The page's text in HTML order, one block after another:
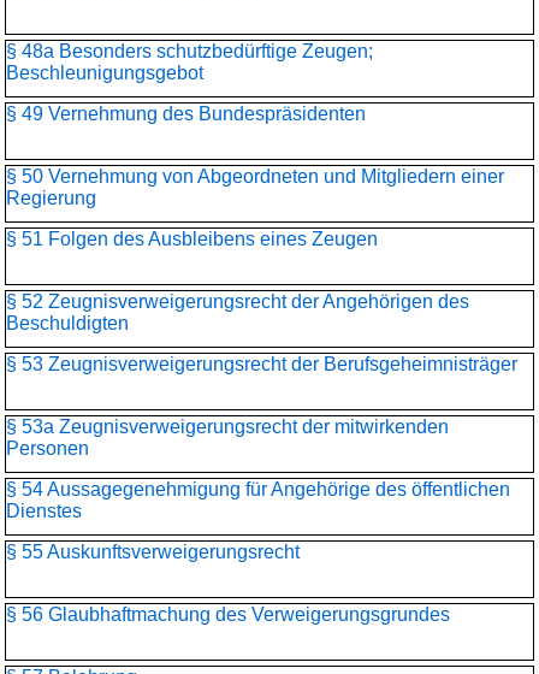
§ 48a Besonders schutzbedürftige Zeugen;
Beschleunigungsgebot
§ 49 Vernehmung des Bundespräsidenten
§ 50 Vernehmung von Abgeordneten und Mitgliedern einer
Regierung
§ 51 Folgen des Ausbleibens eines Zeugen
§ 52 Zeugnisverweigerungsrecht der Angehörigen des
Beschuldigten
§ 53 Zeugnisverweigerungsrecht der Berufsgeheimnisträger
§ 53a Zeugnisverweigerungsrecht der mitwirkenden
Personen
§ 54 Aussagegenehmigung für Angehörige des öffentlichen
Dienstes
§ 55 Auskunftsverweigerungsrecht
§ 56 Glaubhaftmachung des Verweigerungsgrundes